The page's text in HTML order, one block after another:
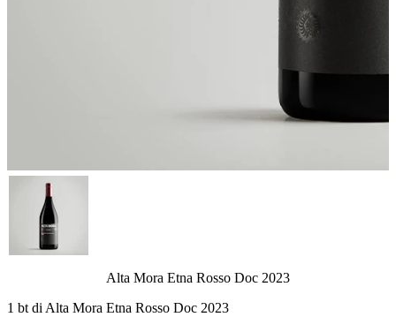
Alta Mora Etna Rosso Doc 2023
1 bt di Alta Mora Etna Rosso Doc 2023